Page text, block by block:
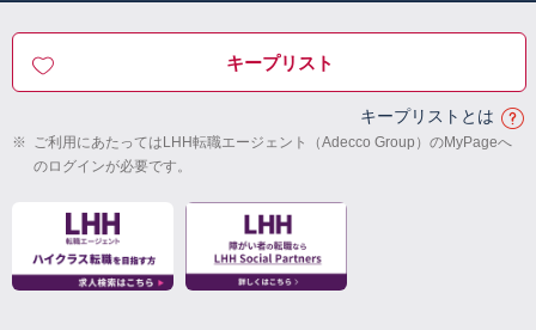
キープリスト
キープリストとは
※ ご利用にあたってはLHH転職エージェント（Adecco Group）のMyPageへ
のログインが必要です。